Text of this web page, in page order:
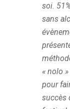
soi.
sans
« nolo
pour
succès